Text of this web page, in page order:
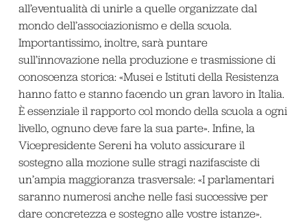
all’eventualità di unirle a quelle organizzate dal
mondo dell’associazionismo e della scuola.
Importantissimo, inoltre, sarà puntare
sull’innovazione nella produzione e trasmissione di
conoscenza storica: «Musei e Istituti della Resistenza
hanno fatto e stanno facendo un gran lavoro in Italia.
È essenziale il rapporto col mondo della scuola a ogni
livello, ognuno deve fare la sua parte». Infine, la
Vicepresidente Sereni ha voluto assicurare il
sostegno alla mozione sulle stragi nazifasciste di
un’ampia maggioranza trasversale: «I parlamentari
saranno numerosi anche nelle fasi successive per
dare concretezza e sostegno alle vostre istanze».